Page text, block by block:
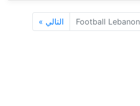
Football Lebanon التالي »